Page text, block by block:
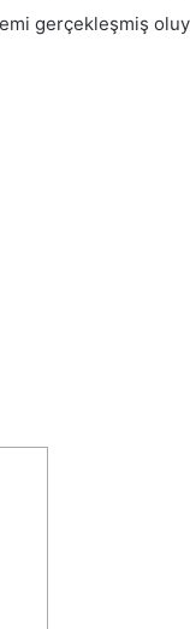
gerçekleşmiş